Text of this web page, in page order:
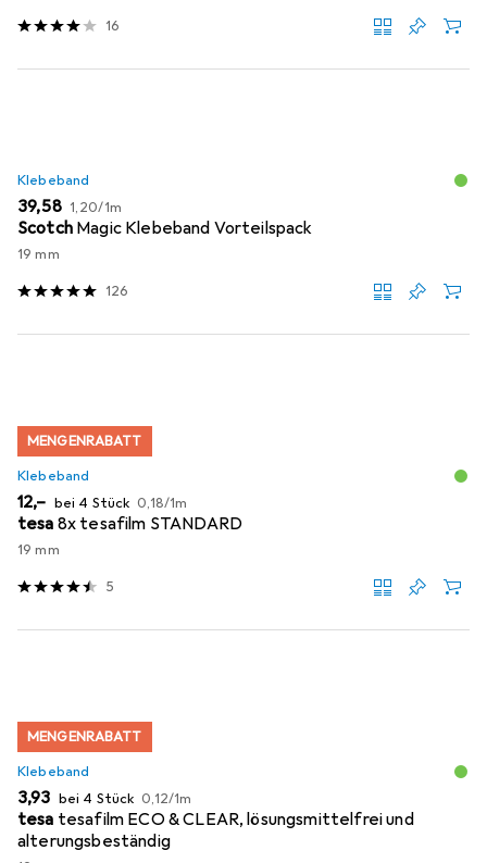
16
Klebeband
EUR
39,58 EUR
1,20/1m
Scotch Magic Klebeband Vorteilspack
19 mm
126
MENGENRABATT
Klebeband
EUR
12,– bei 4 Stück EUR
0,18/1m
tesa 8x tesafilm STANDARD
19 mm
5
MENGENRABATT
Klebeband
EUR
3,93 bei 4 Stück EUR
0,12/1m
tesa tesafilm ECO & CLEAR, lösungsmittelfrei und
alterungsbeständig